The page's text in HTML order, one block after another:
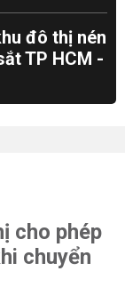
đô thị nén
TP HCM -
cho phép
chuyển